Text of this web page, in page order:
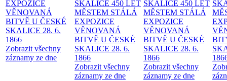
EXPOZICE
VĚNOVANÁ
BITVĚ U ČESKÉ
SKALICE 28. 6.
1866
Zobrazit všechny
záznamy ze dne
SKALICE 450 LET
MĚSTEM STÁLÁ
EXPOZICE
VĚNOVANÁ
BITVĚ U ČESKÉ
SKALICE 28. 6.
1866
Zobrazit všechny
záznamy ze dne
SKALICE 450 LET
MĚSTEM STÁLÁ
EXPOZICE
VĚNOVANÁ
BITVĚ U ČESKÉ
SKALICE 28. 6.
1866
Zobrazit všechny
záznamy ze dne